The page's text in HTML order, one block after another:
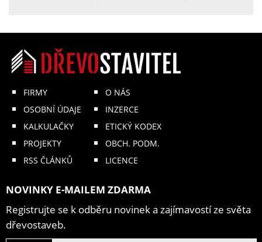
FIRMY
OSOBNÍ ÚDAJE
KALKULAČKY
PROJEKTY
RSS ČLÁNKŮ
O NÁS
INZERCE
ETICKÝ KODEX
OBCH. PODM.
LICENCE
NOVINKY E-MAILEM ZDARMA
Registrujte se k odběru novinek a zajímavostí ze světa
dřevostaveb.